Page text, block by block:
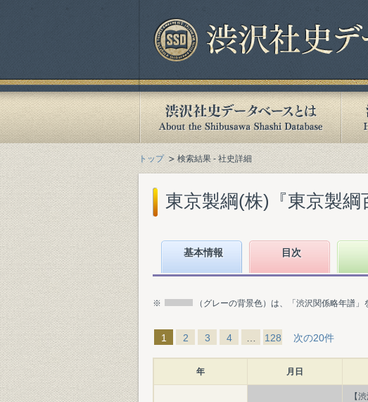
トップ 検索結果 - 社史詳細
東京製綱(株)『東京製綱
基本情報 目次
※ （グレーの背景色）は、「渋沢関係略年譜
1 2 3 4 128 次の20件
年 月日
【